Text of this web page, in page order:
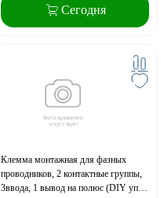
Сегодня
Клемма монтажная для фазных
проводников, 2 контактные группы,
3ввода, 1 вывод на полюс (DIY упак